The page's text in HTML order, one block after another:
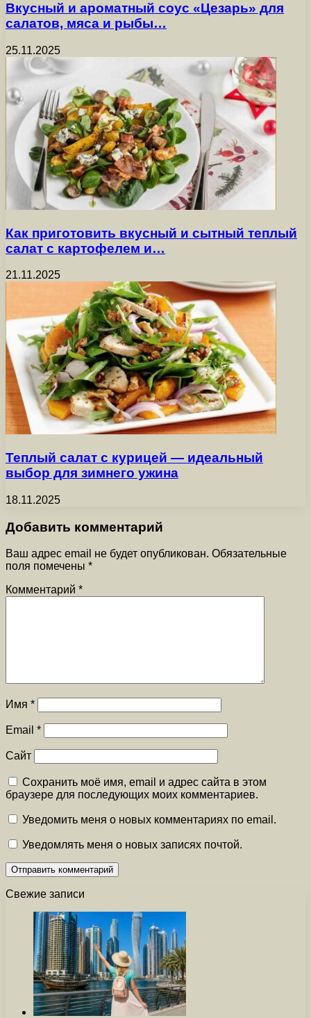
Вкусный и ароматный соус «Цезарь» для
салатов, мяса и рыбы…
25.11.2025
Как приготовить вкусный и сытный теплый
салат с картофелем и…
21.11.2025
Теплый салат с курицей — идеальный
выбор для зимнего ужина
18.11.2025
Добавить комментарий
Ваш адрес email не будет опубликован. Обязательные
поля помечены *
Комментарий *
Имя *
Email *
Сайт
Сохранить моё имя, email и адрес сайта в этом
браузере для последующих моих комментариев.
Уведомить меня о новых комментариях по email.
Уведомлять меня о новых записях почтой.
Свежие записи